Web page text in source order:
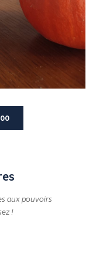
aux pouvoirs
!